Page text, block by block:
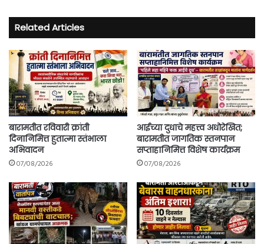
Related Articles
बारामतीत रविवारी क्रांती
दिनानिमित्त हुतात्मा स्तंभाला
अभिवादन
07/08/2026
आईच्या दुधाचे महत्त्व अधोरेखित;
बारामतीत जागतिक स्तनपान
सप्ताहानिमित्त विशेष कार्यक्रम
07/08/2026